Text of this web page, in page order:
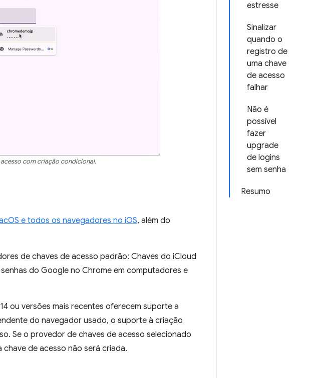
estresse
Sinalizar
quando o
registro de
uma chave
de acesso
falhar
Não é
possível
fazer
upgrade
de logins
sem senha
Resumo
com criação condicional.
e todos os navegadores no iOS, além do
de chaves de acesso padrão: Chaves do iCloud
do Google no Chrome em computadores e
ou versões mais recentes oferecem suporte a
do navegador usado, o suporte à criação
Se o provedor de chaves de acesso selecionado
de acesso não será criada.